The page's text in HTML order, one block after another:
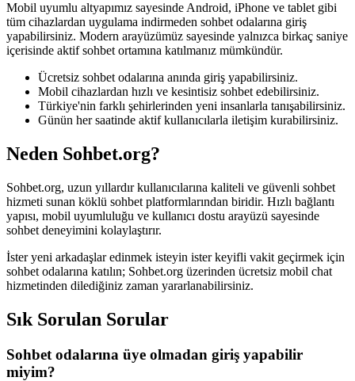
Mobil uyumlu altyapımız sayesinde Android, iPhone ve tablet gibi
tüm cihazlardan uygulama indirmeden sohbet odalarına giriş
yapabilirsiniz. Modern arayüzümüz sayesinde yalnızca birkaç saniye
içerisinde aktif sohbet ortamına katılmanız mümkündür.
Ücretsiz sohbet odalarına anında giriş yapabilirsiniz.
Mobil cihazlardan hızlı ve kesintisiz sohbet edebilirsiniz.
Türkiye'nin farklı şehirlerinden yeni insanlarla tanışabilirsiniz.
Günün her saatinde aktif kullanıcılarla iletişim kurabilirsiniz.
Neden Sohbet.org?
Sohbet.org, uzun yıllardır kullanıcılarına kaliteli ve güvenli sohbet
hizmeti sunan köklü sohbet platformlarından biridir. Hızlı bağlantı
yapısı, mobil uyumluluğu ve kullanıcı dostu arayüzü sayesinde
sohbet deneyimini kolaylaştırır.
İster yeni arkadaşlar edinmek isteyin ister keyifli vakit geçirmek için
sohbet odalarına katılın; Sohbet.org üzerinden ücretsiz mobil chat
hizmetinden dilediğiniz zaman yararlanabilirsiniz.
Sık Sorulan Sorular
Sohbet odalarına üye olmadan giriş yapabilir
miyim?